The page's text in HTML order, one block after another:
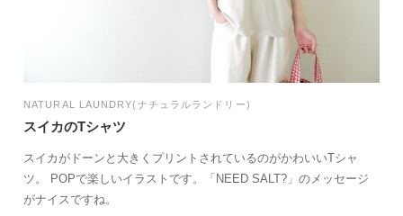
NATURAL LAUNDRY(ナチュラルランドリー)
スイカのTシャツ
スイカがドーンと大きくプリントされているのがかわいいTシャ
ツ。 POPで楽しいイラストです。「NEED SALT?」のメッセージ
がナイスですね。